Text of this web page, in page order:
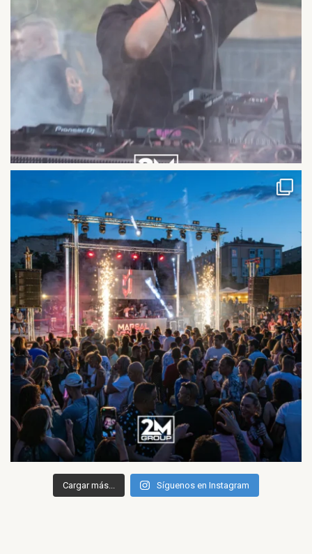
Cargar más... Síguenos en Instagram